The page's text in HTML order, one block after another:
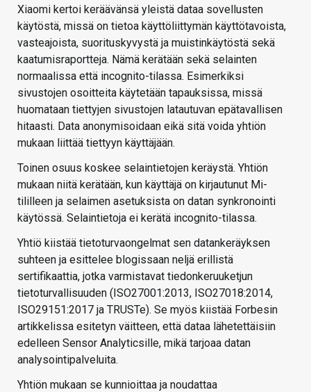
Xiaomi kertoi keräävänsä yleistä dataa sovellusten
käytöstä, missä on tietoa käyttöliittymän käyttötavoista,
vasteajoista, suorituskyvystä ja muistinkäytöstä sekä
kaatumisraportteja. Nämä kerätään sekä selainten
normaalissa että incognito-tilassa. Esimerkiksi
sivustojen osoitteita käytetään tapauksissa, missä
huomataan tiettyjen sivustojen latautuvan epätavallisen
hitaasti. Data anonymisoidaan eikä sitä voida yhtiön
mukaan liittää tiettyyn käyttäjään.
Toinen osuus koskee selaintietojen keräystä. Yhtiön
mukaan niitä kerätään, kun käyttäjä on kirjautunut Mi-
tililleen ja selaimen asetuksista on datan synkronointi
käytössä. Selaintietoja ei kerätä incognito-tilassa.
Yhtiö kiistää tietoturvaongelmat sen datankeräyksen
suhteen ja esittelee blogissaan neljä erillistä
sertifikaattia, jotka varmistavat tiedonkeruuketjun
tietoturvallisuuden (ISO27001:2013, ISO27018:2014,
ISO29151:2017 ja TRUSTe). Se myös kiistää Forbesin
artikkelissa esitetyn väitteen, että dataa lähetettäisiin
edelleen Sensor Analyticsille, mikä tarjoaa datan
analysointipalveluita.
Yhtiön mukaan se kunnioittaa ja noudattaa